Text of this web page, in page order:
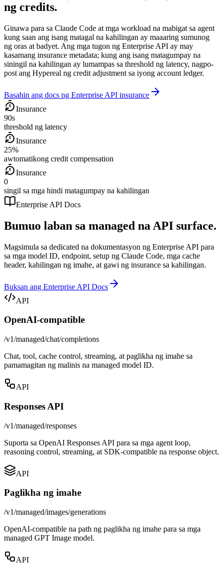
ng credits.
Ginawa para sa Claude Code at mga workload na mabigat sa agent
kung saan ang isang matagal na kahilingan ay maaaring sumunog
ng oras at badyet. Ang mga tugon ng Enterprise API ay may
kasamang insurance metadata; kung ang isang matagumpay na
siningil na kahilingan ay lumampas sa threshold ng latency, nagpo-
post ang Hypereal ng credit adjustment sa iyong account ledger.
Basahin ang docs ng Enterprise API insurance
Insurance
90s
threshold ng latency
Insurance
25%
awtomatikong credit compensation
Insurance
0
singil sa mga hindi matagumpay na kahilingan
Enterprise API Docs
Bumuo laban sa managed na API surface.
Magsimula sa dedicated na dokumentasyon ng Enterprise API para
sa mga model ID, endpoint, setup ng Claude Code, mga cache
header, kahilingan ng imahe, at gawi ng insurance sa kahilingan.
Buksan ang Enterprise API Docs
API
OpenAI-compatible
/v1/managed/chat/completions
Chat, tool, cache control, streaming, at paglikha ng imahe sa
pamamagitan ng malinis na managed model ID.
API
Responses API
/v1/managed/responses
Suporta sa OpenAI Responses API para sa mga agent loop,
reasoning control, streaming, at SDK-compatible na response object.
API
Paglikha ng imahe
/v1/managed/images/generations
OpenAI-compatible na path ng paglikha ng imahe para sa mga
managed GPT Image model.
API